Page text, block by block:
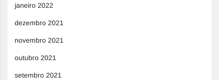
janeiro 2022
dezembro 2021
novembro 2021
outubro 2021
setembro 2021